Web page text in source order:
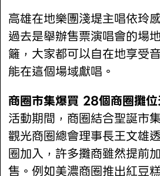
高雄在地樂團淺堤主唱依玲
過去是舉辦售票演唱會的場
籬，大家都可以自在地享受
能在這個場域獻唱。
商圈市集爆買 28個商圈攤
活動期間，商圈結合聖誕市
觀光商圈總會理事長王文雄
圈加入，許多攤商雖然提前
售。例如美濃商圈推出紅豆